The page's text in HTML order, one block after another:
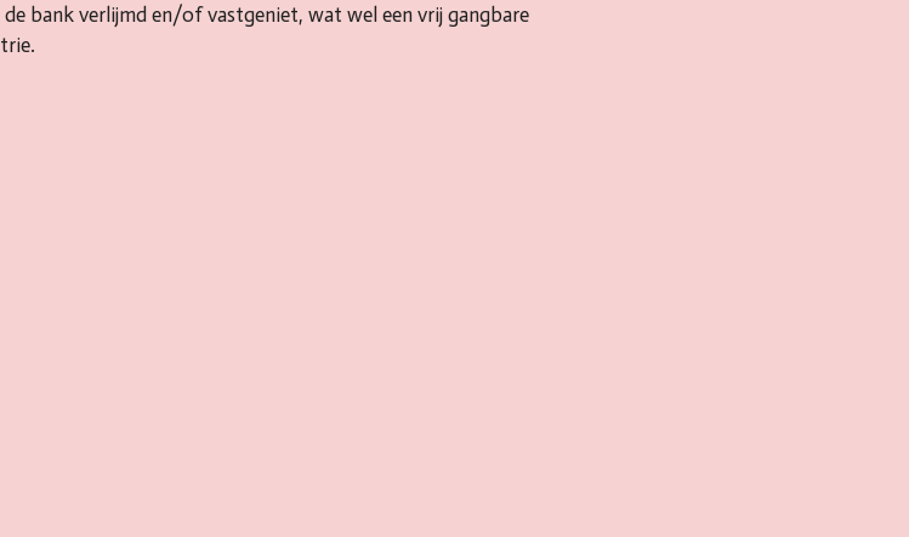
bank verlijmd en/of vastgeniet, wat wel een vrij gangbare